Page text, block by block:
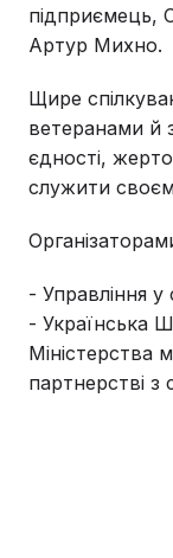
підприємець,
Артур Михно.
Щире
ветеранами й
єдності,
служити
- Управління
- Українська
Міністерства
партнерстві з